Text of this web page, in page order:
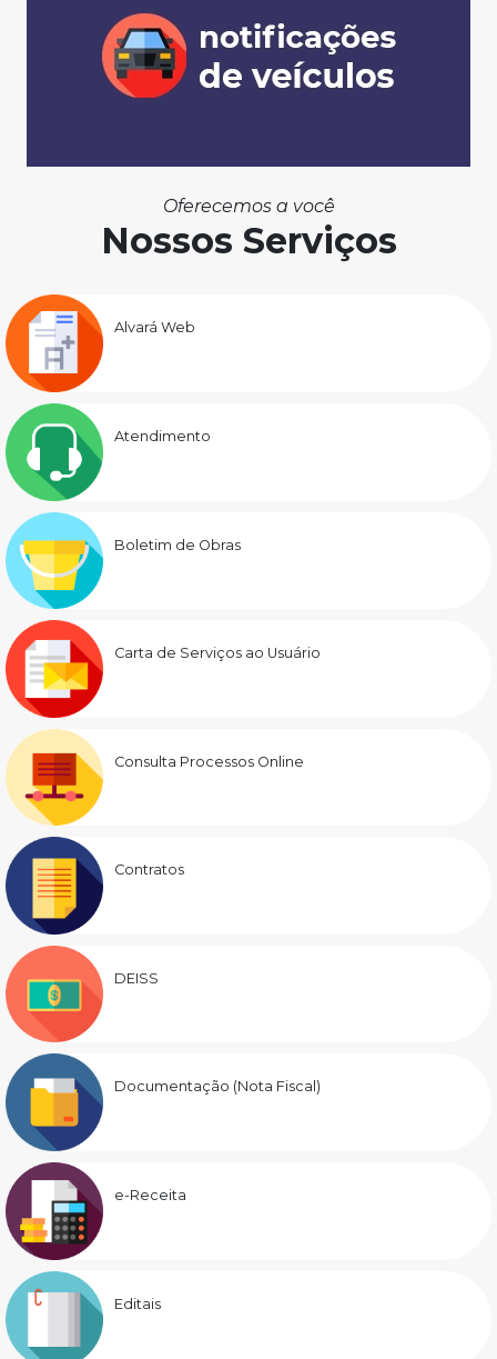
Oferecemos a você
Nossos Serviços
Alvará Web
Atendimento
Boletim de Obras
Carta de Serviços ao Usuário
Consulta Processos Online
Contratos
DEISS
Documentação (Nota Fiscal)
e-Receita
Editais